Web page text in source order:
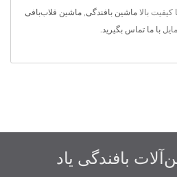
بالا ماشین بافندگی ماشین قلاب‌بافی
با ما تماس بگیرید
بافندگی یاد